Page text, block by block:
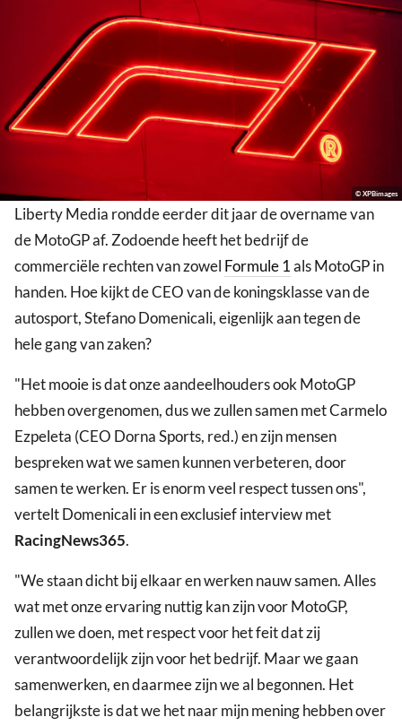
© XPBimages
Liberty Media rondde eerder dit jaar de overname van
de MotoGP af. Zodoende heeft het bedrijf de
commerciële rechten van zowel Formule 1als MotoGP in
handen. Hoe kijkt de CEO van de koningsklasse van de
autosport, Stefano Domenicali, eigenlijk aan tegen de
hele gang van zaken?
"Het mooie is dat onze aandeelhouders ook MotoGP
hebben overgenomen, dus we zullen samen met Carmelo
Ezpeleta (CEO Dorna Sports, red.) en zijn mensen
bespreken wat we samen kunnen verbeteren, door
samen te werken. Er is enorm veel respect tussen ons",
vertelt Domenicali in een exclusief interview met
RacingNews365.
"We staan dicht bij elkaar en werken nauw samen. Alles
wat met onze ervaring nuttig kan zijn voor MotoGP,
zullen we doen, met respect voor het feit dat zij
verantwoordelijk zijn voor het bedrijf. Maar we gaan
samenwerken, en daarmee zijn we al begonnen. Het
belangrijkste is dat we het naar mijn mening hebben over